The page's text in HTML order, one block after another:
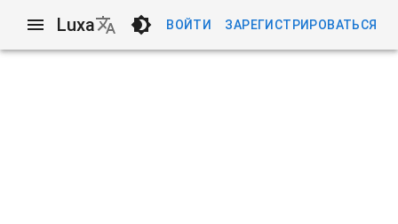
Luxa ВОЙТИ ЗАРЕГИСТРИРОВАТЬСЯ